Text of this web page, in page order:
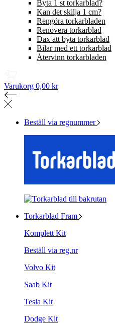
Byta 1 st torkarblad?
Kan det skilja 1 cm?
Rengöra torkarbladen
Renovera torkarblad
Dax att byta torkarblad
Bilar med ett torkarblad
Återvinn torkarbladen
Varukorg 0,00 kr
Beställ via regnummer
Torkarblad Fram
Komplett Kit
Beställ via reg.nr
Volvo Kit
Saab Kit
Tesla Kit
Dodge Kit